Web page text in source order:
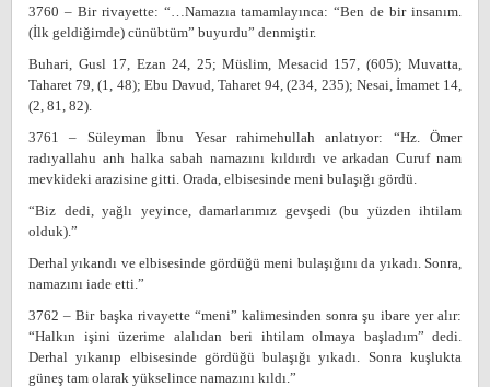
3760 – Bir rivayette: “…Namazıa tamamlayınca: “Ben de bir insanım.
(İlk geldiğimde) cünübtüm” buyurdu” denmiştir.
Buhari, Gusl 17, Ezan 24, 25; Müslim, Mesacid 157, (605); Muvatta,
Taharet 79, (1, 48); Ebu Davud, Taharet 94, (234, 235); Nesai, İmamet 14,
(2, 81, 82).
3761 – Süleyman İbnu Yesar rahimehullah anlatıyor: “Hz. Ömer
radıyallahu anh halka sabah namazını kıldırdı ve arkadan Curuf nam
mevkideki arazisine gitti. Orada, elbisesinde meni bulaşığı gördü.
“Biz dedi, yağlı yeyince, damarlarımız gevşedi (bu yüzden ihtilam
olduk).”
Derhal yıkandı ve elbisesinde gördüğü meni bulaşığını da yıkadı. Sonra,
namazını iade etti.”
3762 – Bir başka rivayette “meni” kalimesinden sonra şu ibare yer alır:
“Halkın işini üzerime alalıdan beri ihtilam olmaya başladım” dedi.
Derhal yıkanıp elbisesinde gördüğü bulaşığı yıkadı. Sonra kuşlukta
güneş tam olarak yükselince namazını kıldı.”